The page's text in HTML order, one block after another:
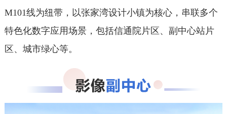
M101线为纽带，以张家湾设计小镇为核心，串联多个
特色化数字应用场景，包括信通院片区、副中心站片
区、城市绿心等。